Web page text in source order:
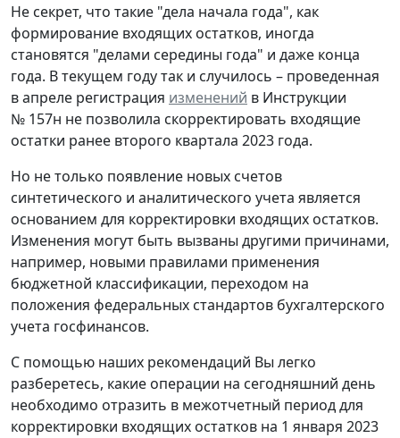
Не секрет, что такие "дела начала года", как
формирование входящих остатков, иногда
становятся "делами середины года" и даже конца
года. В текущем году так и случилось – проведенная
в апреле регистрация изменений в Инструкции
№ 157н не позволила скорректировать входящие
остатки ранее второго квартала 2023 года.
Но не только появление новых счетов
синтетического и аналитического учета является
основанием для корректировки входящих остатков.
Изменения могут быть вызваны другими причинами,
например, новыми правилами применения
бюджетной классификации, переходом на
положения федеральных стандартов бухгалтерского
учета госфинансов.
С помощью наших рекомендаций Вы легко
разберетесь, какие операции на сегодняшний день
необходимо отразить в межотчетный период для
корректировки входящих остатков на 1 января 2023